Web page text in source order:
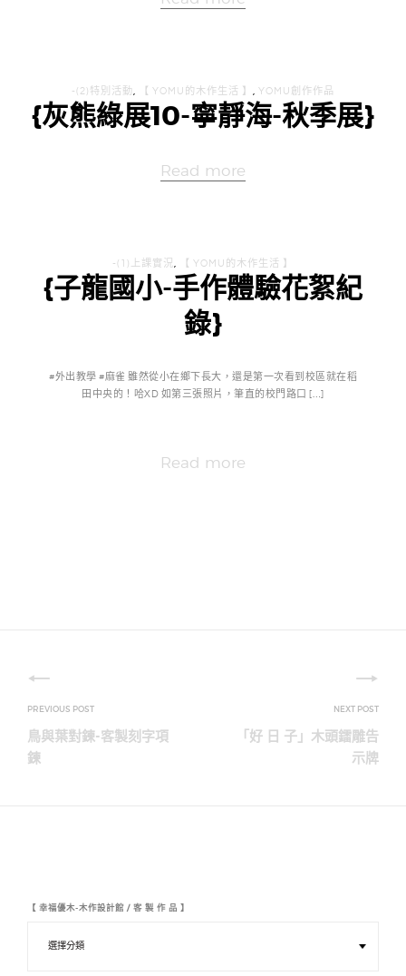
-(2)特別活動, 【 YOMU的木作生活 】 , YOMU創作作品
{灰熊綠展10-寧靜海-秋季展}
Read more
-(1)上課實況, 【 YOMU的木作生活 】
{子龍國小-手作體驗花絮紀
錄}
#外出教學 #麻雀 雖然從小在鄉下長大，還是第一次看到校區就在稻
田中央的！哈XD 如第三張照片，筆直的校門路口 […]
Read more
文
章
導
鳥與葉對鍊-客製刻字項
鍊
「好 日 子」木頭鐳雕告
示牌
【 幸福優木-木作設計館 / 客 製 作 品 】